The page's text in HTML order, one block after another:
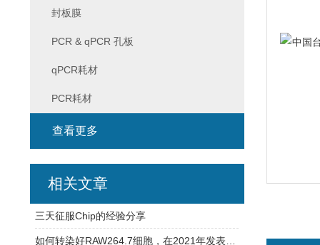
封板膜
PCR & qPCR 孔板
qPCR耗材
PCR耗材
查看更多
相关文章
三天征服Chip的经验分享